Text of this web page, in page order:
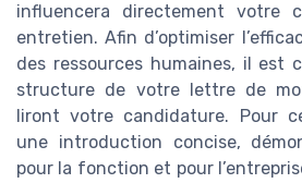
influencera directement votre
entretien. Afin d’optimiser
des ressources humaines, il est
structure de votre lettre de
liront votre candidature. Pour
une introduction concise,
pour la fonction et pour